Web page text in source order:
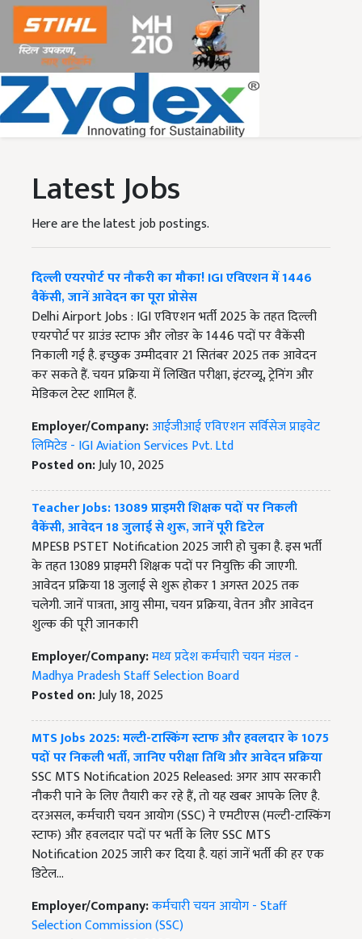
Latest Jobs
Here are the latest job postings.
दिल्ली एयरपोर्ट पर नौकरी का मौका! IGI एविएशन में 1446
वैकेंसी, जानें आवेदन का पूरा प्रोसेस
Delhi Airport Jobs : IGI एविएशन भर्ती 2025 के तहत दिल्ली
एयरपोर्ट पर ग्राउंड स्टाफ और लोडर के 1446 पदों पर वैकेंसी
निकाली गई है. इच्छुक उम्मीदवार 21 सितंबर 2025 तक आवेदन
कर सकते हैं. चयन प्रक्रिया में लिखित परीक्षा, इंटरव्यू, ट्रेनिंग और
मेडिकल टेस्ट शामिल हैं.
Employer/Company:आईजीआई एविएशन सर्विसेज प्राइवेट
लिमिटेड - IGI Aviation Services Pvt. Ltd
Posted on:July 10, 2025
Teacher Jobs: 13089 प्राइमरी शिक्षक पदों पर निकली
वैकेंसी, आवेदन 18 जुलाई से शुरू, जानें पूरी डिटेल
MPESB PSTET Notification 2025 जारी हो चुका है. इस भर्ती
के तहत 13089 प्राइमरी शिक्षक पदों पर नियुक्ति की जाएगी.
आवेदन प्रक्रिया 18 जुलाई से शुरू होकर 1 अगस्त 2025 तक
चलेगी. जानें पात्रता, आयु सीमा, चयन प्रक्रिया, वेतन और आवेदन
शुल्क की पूरी जानकारी
Employer/Company:मध्य प्रदेश कर्मचारी चयन मंडल -
Madhya Pradesh Staff Selection Board
Posted on:July 18, 2025
MTS Jobs 2025: मल्टी-टास्किंग स्टाफ और हवलदार के 1075
पदों पर निकली भर्ती, जानिए परीक्षा तिथि और आवेदन प्रक्रिया
SSC MTS Notification 2025 Released: अगर आप सरकारी
नौकरी पाने के लिए तैयारी कर रहे हैं, तो यह खबर आपके लिए है.
दरअसल, कर्मचारी चयन आयोग (SSC) ने एमटीएस (मल्टी-टास्किंग
स्टाफ) और हवलदार पदों पर भर्ती के लिए SSC MTS
Notification 2025 जारी कर दिया है. यहां जानें भर्ती की हर एक
डिटेल...
Employer/Company:कर्मचारी चयन आयोग - Staff
Selection Commission (SSC)